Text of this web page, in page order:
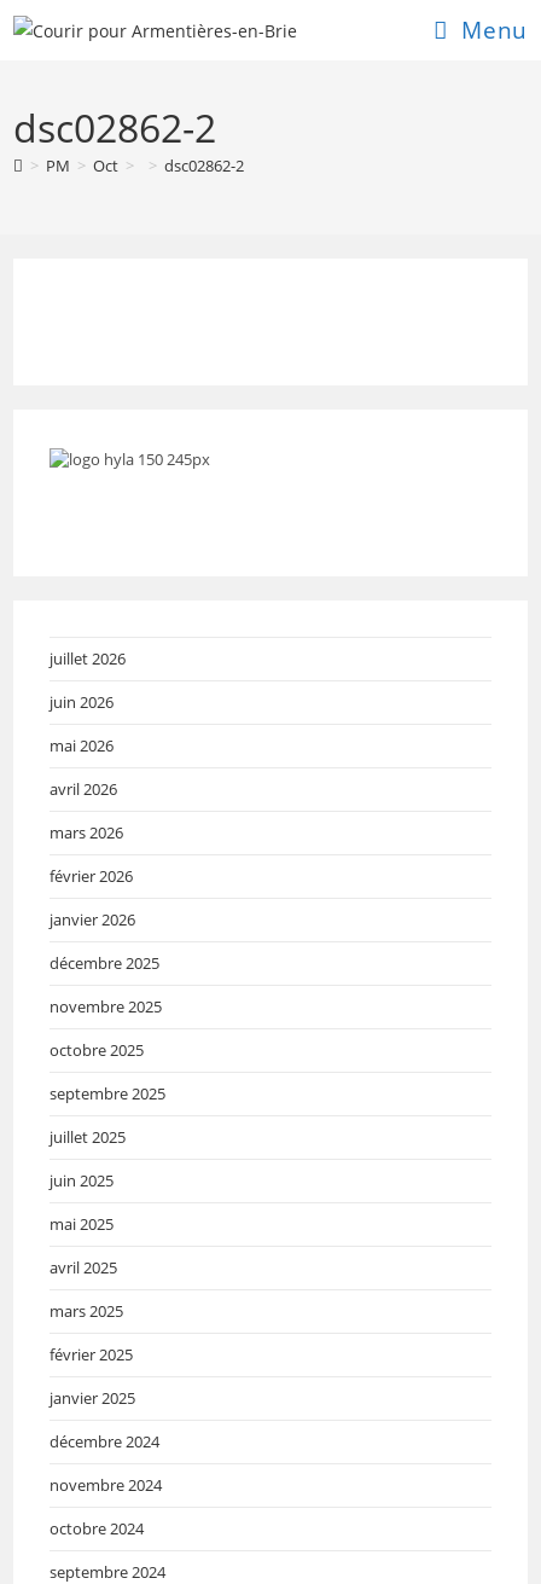
Skip
Menu
dsc02862-2
> PM > Oct > > dsc02862-2
juillet 2026
juin 2026
mai 2026
avril 2026
mars 2026
février 2026
janvier 2026
décembre 2025
novembre 2025
octobre 2025
septembre 2025
juillet 2025
juin 2025
mai 2025
avril 2025
mars 2025
février 2025
janvier 2025
décembre 2024
novembre 2024
octobre 2024
septembre 2024